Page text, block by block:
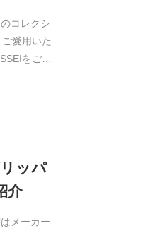
コレクシ
愛用いた
をご…
ッパ
介
メーカー